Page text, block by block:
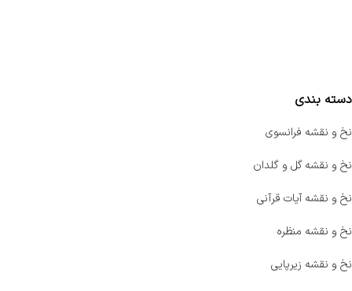
دسته بندی
نخ و نقشه فرانسوی
نخ و نقشه گل و گلدان
نخ و نقشه آیات قرآنی
نخ و نقشه منظره
نخ و نقشه زیرپایی